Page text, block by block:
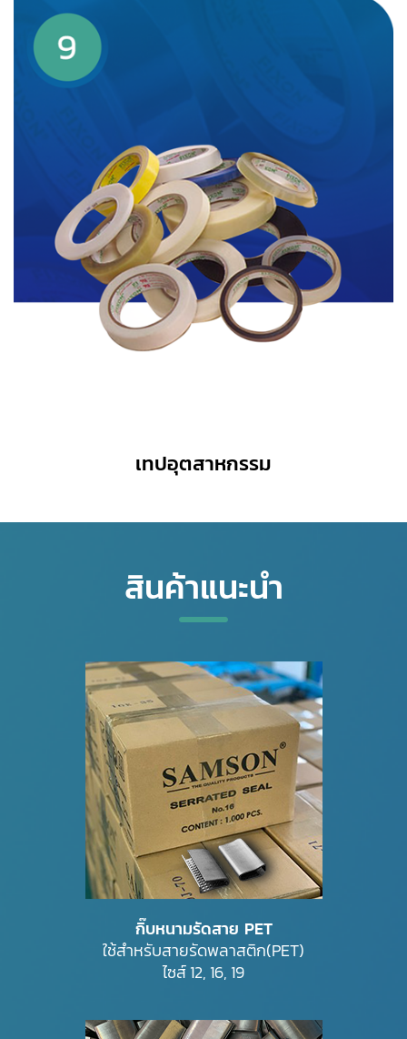
เทปอุตสาหกรรม
สินค้าแนะนำ
กิ๊บหนามรัดสาย PET
ใช้สำหรับสายรัดพลาสติก(PET)
ไซส์ 12, 16, 19